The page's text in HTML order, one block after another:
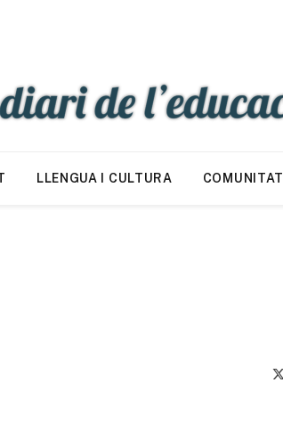
LLENGUA I CULTURA COMUNITAT